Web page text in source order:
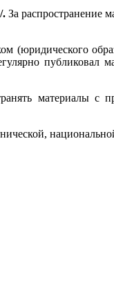
. За распространение
(юридического
материалы с